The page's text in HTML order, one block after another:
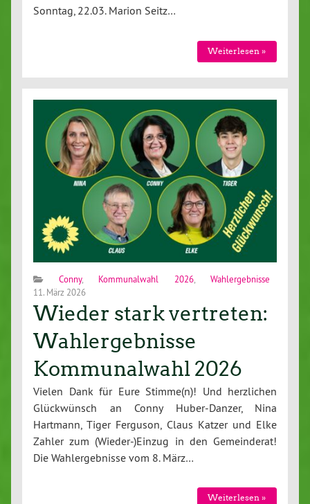
Sonntag, 22.03. Marion Seitz…
Weiterlesen »
Conny, Kommunalwahl 2026, Wahlergebnisse
11. März 2026
Wieder stark vertreten:
Wahlergebnisse
Kommunalwahl 2026
Vielen Dank für Eure Stimme(n)! Und herzlichen
Glückwünsch an Conny Huber-Danzer, Nina
Hartmann, Tiger Ferguson, Claus Katzer und Elke
Zahler zum (Wieder-)Einzug in den Gemeinderat!
Die Wahlergebnisse vom 8. März…
Weiterlesen »